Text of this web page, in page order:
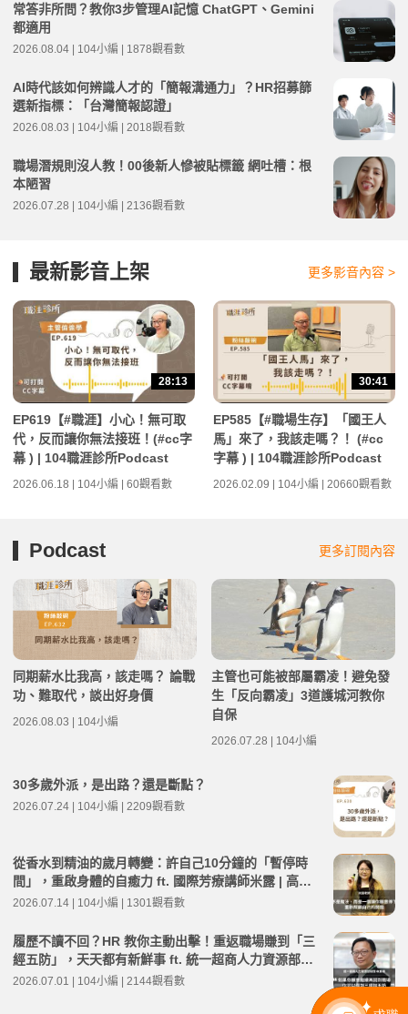
常答非所問？教你3步管理AI記憶 ChatGPT、Gemini
都適用
2026.08.04 | 104小編 | 1878觀看數
AI時代該如何辨識人才的「簡報溝通力」？HR招募篩
選新指標：「台灣簡報認證」
2026.08.03 | 104小編 | 2018觀看數
職場潛規則沒人教！00後新人慘被貼標籤 網吐槽：根
本陋習
2026.07.28 | 104小編 | 2136觀看數
最新影音上架 更多影音內容 >
28:13
EP619【#職涯】小心！無可取
代，反而讓你無法接班！(#cc字
幕 ) | 104職涯診所Podcast
2026.06.18 | 104小編 | 60觀看數
30:41
EP585【#職場生存】「國王人
馬」來了，我該走嗎？！ (#cc
字幕 ) | 104職涯診所Podcast
2026.02.09 | 104小編 | 20660觀看數
Podcast 更多訂閱內容
同期薪水比我高，該走嗎？ 論戰
功、難取代，談出好身價
2026.08.03 | 104小編
主管也可能被部屬霸凌！避免發
生「反向霸凌」3道護城河教你
自保
2026.07.28 | 104小編
30多歲外派，是出路？還是斷點？
2026.07.24 | 104小編 | 2209觀看數
從香水到精油的歲月轉變：許自己10分鐘的「暫停時
間」，重啟身體的自癒力 ft. 國際芳療講師米露 | 高年
級不打烊 x 用 AI 點亮第二人生 EP281
2026.07.14 | 104小編 | 1301觀看數
履歷不讀不回？HR 教你主動出擊！重返職場賺到「三
經五防」，天天都有新鮮事 ft. 統一超商人力資源部經
理 林宸碩 | 高年級不打烊 x 用 AI 點亮第二人生 EP279
2026.07.01 | 104小編 | 2144觀看數